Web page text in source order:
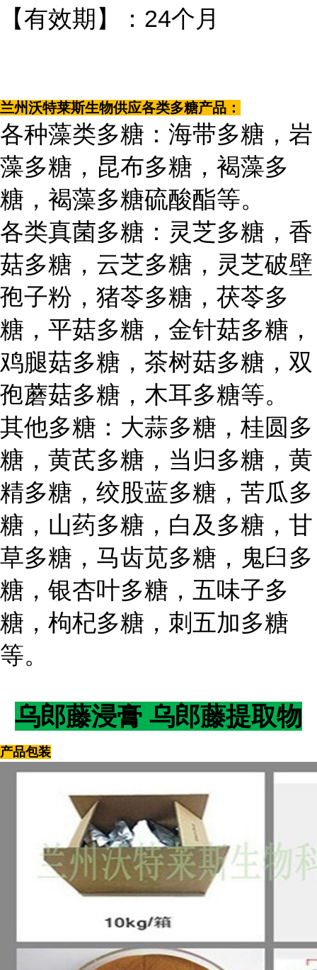
【有效期】：24个月
兰州沃特莱斯生物供应各类多糖产品：
各种藻类多糖：海带多糖，岩
藻多糖，昆布多糖，褐藻多
糖，褐藻多糖硫酸酯等。
各类真菌多糖：灵芝多糖，香
菇多糖，云芝多糖，灵芝破壁
孢子粉，猪苓多糖，茯苓多
糖，平菇多糖，金针菇多糖，
鸡腿菇多糖，茶树菇多糖，双
孢蘑菇多糖，木耳多糖等。
其他多糖：大蒜多糖，桂圆多
糖，黄芪多糖，当归多糖，黄
精多糖，绞股蓝多糖，苦瓜多
糖，山药多糖，白及多糖，甘
草多糖，马齿苋多糖，鬼臼多
糖，银杏叶多糖，五味子多
糖，枸杞多糖，刺五加多糖
等。
乌郎藤浸膏 乌郎藤提取物
产品包装